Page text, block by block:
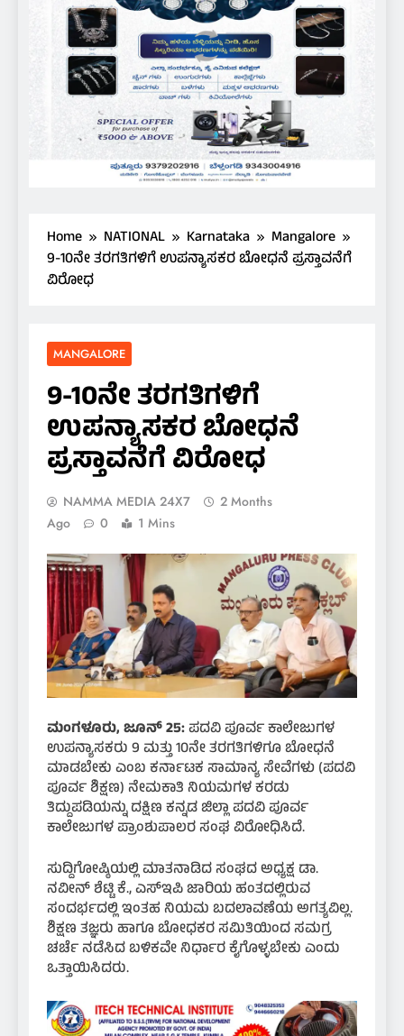
Home NATIONAL Karnataka
Mangalore
9-10ನೇ ತರಗತಿಗಳಿಗೆ ಉಪನ್ಯಾಸಕರ ಬೋಧನೆ ಪ್ರಸ್ತಾವನೆಗೆ
ವಿರೋಧ
MANGALORE
9-10ನೇ ತರಗತಿಗಳಿಗೆ
ಉಪನ್ಯಾಸಕರ ಬೋಧನೆ
ಪ್ರಸ್ತಾವನೆಗೆ ವಿರೋಧ
NAMMA MEDIA 24X7
2 Months
Ago
0 1 Mins
ಮಂಗಳೂರು, ಜೂನ್ 25:ಪದವಿ ಪೂರ್ವ ಕಾಲೇಜುಗಳ
ಉಪನ್ಯಾಸಕರು 9 ಮತ್ತು 10ನೇ ತರಗತಿಗಳಿಗೂ ಬೋಧನೆ
ಮಾಡಬೇಕು ಎಂಬ ಕರ್ನಾಟಕ ಸಾಮಾನ್ಯ ಸೇವೆಗಳು (ಪದವಿ
ಪೂರ್ವ ಶಿಕ್ಷಣ) ನೇಮಕಾತಿ ನಿಯಮಗಳ ಕರಡು
ತಿದ್ದುಪಡಿಯನ್ನು ದಕ್ಷಿಣ ಕನ್ನಡ ಜಿಲ್ಲಾ ಪದವಿ ಪೂರ್ವ
ಕಾಲೇಜುಗಳ ಪ್ರಾಂಶುಪಾಲರ ಸಂಘ ವಿರೋಧಿಸಿದೆ.
ಸುದ್ದಿಗೋಷ್ಠಿಯಲ್ಲಿ ಮಾತನಾಡಿದ ಸಂಘದ ಅಧ್ಯಕ್ಷ ಡಾ.
ನವೀನ್ ಶೆಟ್ಟಿ ಕೆ., ಎಸ್‌ಇಪಿ ಜಾರಿಯ ಹಂತದಲ್ಲಿರುವ
ಸಂದರ್ಭದಲ್ಲಿ ಇಂತಹ ನಿಯಮ ಬದಲಾವಣೆಯ ಅಗತ್ಯವಿಲ್ಲ.
ಶಿಕ್ಷಣ ತಜ್ಞರು ಹಾಗೂ ಬೋಧಕರ ಸಮಿತಿಯಿಂದ ಸಮಗ್ರ
ಚರ್ಚೆ ನಡೆಸಿದ ಬಳಿಕವೇ ನಿರ್ಧಾರ ಕೈಗೊಳ್ಳಬೇಕು ಎಂದು
ಒತ್ತಾಯಿಸಿದರು.